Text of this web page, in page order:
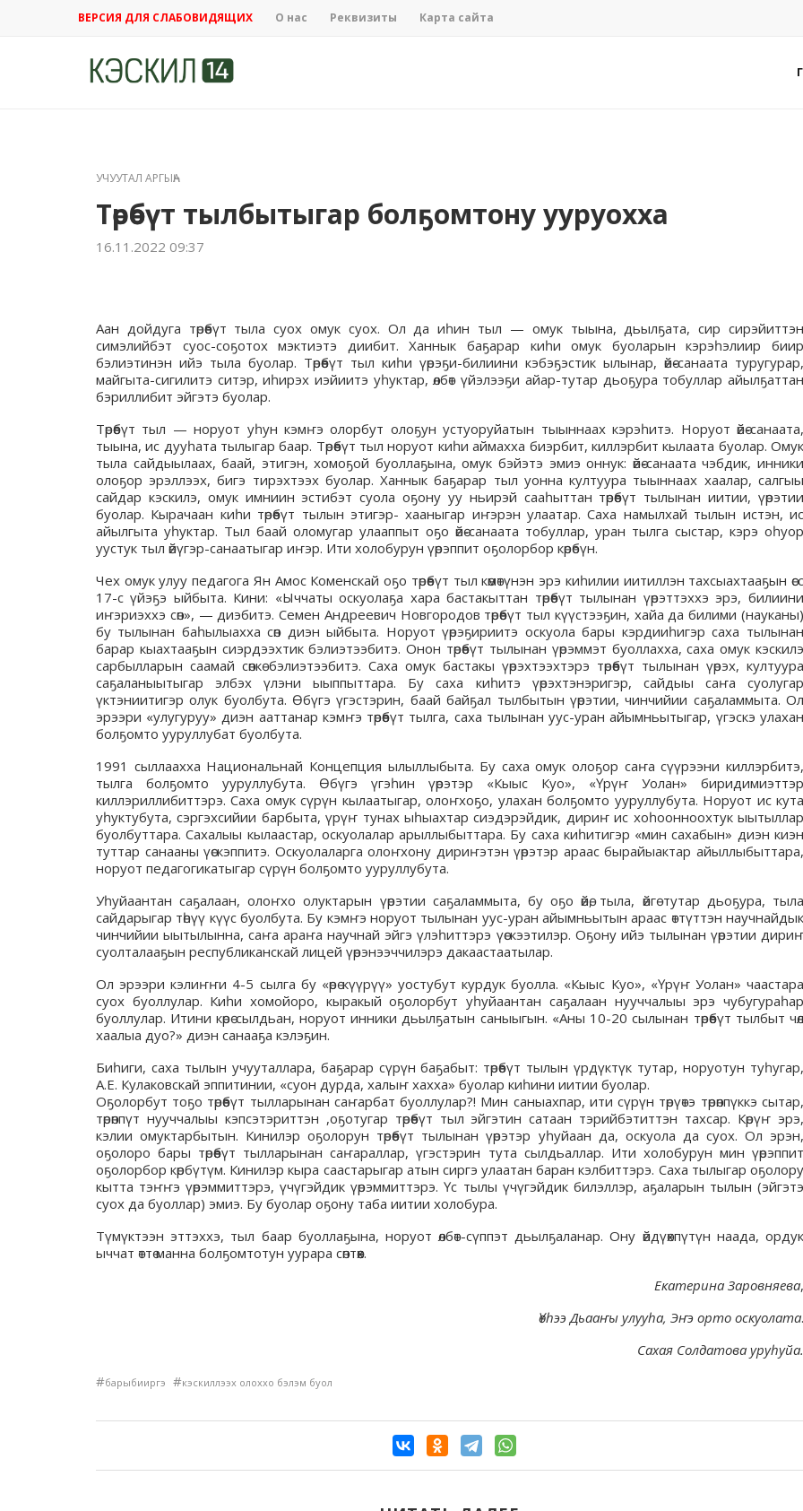
ВЕРСИЯ ДЛЯ СЛАБОВИДЯЩИХ О нас Реквизиты Карта сайта
УЧУУТАЛ АРГЫҺА
Төрөөбүт тылбытыгар болҕомтону ууруохха
16.11.2022 09:37
Аан дойдуга төрөөбүт тыла суох омук суох. Ол да иһин тыл — омук тыына, дьылҕата, сир сирэйиттэн
симэлийбэт суос-соҕотох мэктиэтэ диибит. Ханнык баҕарар киһи омук буоларын кэрэһэлиир биир
бэлиэтинэн ийэ тыла буолар. Төрөөбүт тыл киһи үөрэҕи-билиини кэбэҕэстик ылынар, өйө-санаата туругурар,
майгыта-сигилитэ ситэр, иһирэх иэйиитэ уһуктар, өлбөт үйэлээҕи айар-тутар дьоҕура тобуллар айылҕаттан
бэриллибит эйгэтэ буолар.
Төрөөбүт тыл — норуот уһун кэмҥэ олорбут олоҕун устуоруйатын тыыннаах кэрэһитэ. Норуот өйө-санаата,
тыына, ис дууһата тылыгар баар. Төрөөбүт тыл норуот киһи аймахха биэрбит, киллэрбит кылаата буолар. Омук
тыла сайдыылаах, баай, этигэн, хомоҕой буоллаҕына, омук бэйэтэ эмиэ оннук: өйө-санаата чэбдик, инники
олоҕор эрэллээх, бигэ тирэхтээх буолар. Ханнык баҕарар тыл уонна култуура тыыннаах хаалар, салгыы
сайдар кэскилэ, омук имниин эстибэт суола оҕону уу ньирэй сааһыттан төрөөбүт тылынан иитии, үөрэтии
буолар. Кырачаан киһи төрөөбүт тылын этигэр- хааныгар иҥэрэн улаатар. Саха намылхай тылын истэн, ис
айылгыта уһуктар. Тыл баай оломугар улааппыт оҕо өйө-санаата тобуллар, уран тылга сыстар, кэрэ оһуор
уустук тыл өйүгэр-санаатыгар иҥэр. Ити холобурун үөрэппит оҕолорбор көрөбүн.
Чех омук улуу педагога Ян Амос Коменскай оҕо төрөөбүт тыл көмөтүнэн эрэ киһилии иитиллэн тахсыахтааҕын өссө
17-с үйэҕэ ыйбыта. Кини: «Ыччаты оскуолаҕа хара бастакыттан төрөөбүт тылынан үөрэттэххэ эрэ, билиини
иҥэриэххэ сөп», — диэбитэ. Семен Андреевич Новгородов төрөөбүт тыл күүстээҕин, хайа да билими (науканы)
бу тылынан баһылыахха сөп диэн ыйбыта. Норуот үөрэҕириитэ оскуола бары кэрдииһигэр саха тылынан
барар кыахтааҕын сиэрдээхтик бэлиэтээбитэ. Онон төрөөбүт тылынан үөрэммэт буоллахха, саха омук кэскилэ
сарбылларын саамай сөпкө бэлиэтээбитэ. Саха омук бастакы үөрэхтээхтэрэ төрөөбүт тылынан үөрэх, култуура
саҕаланыытыгар элбэх үлэни ыыппыттара. Бу саха киһитэ үөрэхтэнэригэр, сайдыы саҥа суолугар
үктэниитигэр олук буолбута. Өбүгэ үгэстэрин, баай байҕал тылбытын үөрэтии, чинчийии саҕаламмыта. Ол
эрээри «улугуруу» диэн ааттанар кэмҥэ төрөөбүт тылга, саха тылынан уус-уран айымньытыгар, үгэскэ улахан
болҕомто ууруллубат буолбута.
1991 сыллаахха Национальнай Концепция ылыллыбыта. Бу саха омук олоҕор саҥа сүүрээни киллэрбитэ,
тылга болҕомто ууруллубута. Өбүгэ үгэһин үөрэтэр «Кыыс Куо», «Үрүҥ Уолан» биридимиэттэр
киллэриллибиттэрэ. Саха омук сүрүн кылаатыгар, олоҥхоҕо, улахан болҕомто ууруллубута. Норуот ис кута
уһуктубута, сэргэхсийии барбыта, үрүҥ тунах ыһыахтар сиэдэрэйдик, дириҥ ис хоһоонноохтук ыытыллар
буолбуттара. Сахалыы кылаастар, оскуолалар арыллыбыттара. Бу саха киһитигэр «мин сахабын» диэн киэн
туттар санааны үөскэппитэ. Оскуолаларга олоҥхону дириҥэтэн үөрэтэр араас бырайыактар айыллыбыттара,
норуот педагогикатыгар сүрүн болҕомто ууруллубута.
Уһуйаантан саҕалаан, олоҥхо олуктарын үөрэтии саҕаламмыта, бу оҕо өйө, тыла, өйгө тутар дьоҕура, тыла
сайдарыгар төһүү күүс буолбута. Бу кэмҥэ норуот тылынан уус-уран айымньытын араас өттүттэн научнайдык
чинчийии ыытылынна, саҥа араҥа научнай эйгэ үлэһиттэрэ үөскээтилэр. Оҕону ийэ тылынан үөрэтии дириҥ
суолталааҕын республиканскай лицей үөрэнээччилэрэ дакаастаатылар.
Ол эрээри кэлиҥҥи 4-5 сылга бу «өрө күүрүү» уостубут курдук буолла. «Кыыс Куо», «Үрүҥ Уолан» чаастара
суох буоллулар. Киһи хомойоро, кыракый оҕолорбут уһуйаантан саҕалаан нууччалыы эрэ чубугураһар
буоллулар. Итини көрө сылдьан, норуот инники дьылҕатын саныыгын. «Аны 10-20 сылынан төрөөбүт тылбыт чөл
хаалыа дуо?» диэн санааҕа кэлэҕин.
Биһиги, саха тылын учууталлара, баҕарар сүрүн баҕабыт: төрөөбүт тылын үрдүктүк тутар, норуотун туһугар,
А.Е. Кулаковскай эппитинии, «суон дурда, халыҥ хахха» буолар киһини иитии буолар.
Оҕолорбут тоҕо төрөөбүт тылларынан саҥарбат буоллулар?! Мин саныахпар, ити сүрүн төрүөтэ төрөппүккэ сытар,
төрөппүт нууччалыы кэпсэтэриттэн ,оҕотугар төрөөбүт тыл эйгэтин сатаан тэрийбэтиттэн тахсар. Көрүҥ эрэ,
кэлии омуктарбытын. Кинилэр оҕолорун төрөөбүт тылынан үөрэтэр уһуйаан да, оскуола да суох. Ол эрэн,
оҕолоро бары төрөөбүт тылларынан саҥараллар, үгэстэрин тута сылдьаллар. Ити холобурун мин үөрэппит
оҕолорбор көрбүтүм. Кинилэр кыра саастарыгар атын сиргэ улаатан баран кэлбиттэрэ. Саха тылыгар оҕолору
кытта тэҥҥэ үөрэммиттэрэ, үчүгэйдик үөрэммиттэрэ. Үс тылы үчүгэйдик билэллэр, аҕаларын тылын (эйгэтэ
суох да буоллар) эмиэ. Бу буолар оҕону таба иитии холобура.
Түмүктээн эттэххэ, тыл баар буоллаҕына, норуот өлбөт-сүппэт дьылҕаланар. Ону өйдүөхпүтүн наада, ордук
ыччат өттө манна болҕомтотун уурара сөптөөх.
Екатерина Заровняева,
Үөһээ Дьааҥы улууһа, Эҥэ орто оскуолата.
Сахая Солдатова уруһуйа.
#барыбииргэ #кэскиллээх олоххо бэлэм буол